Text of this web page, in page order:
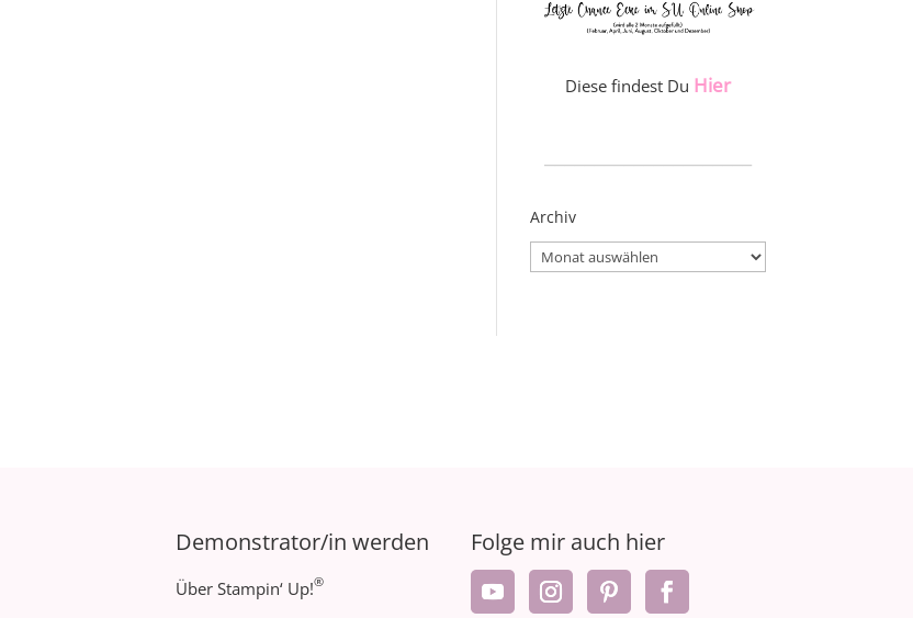
Diese findest Du Hier
Archiv
Archiv
Demonstrator/in werden
Über Stampin‘ Up!®
Folge mir auch hier